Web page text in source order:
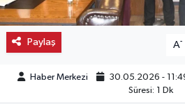
Paylaş A-
Haber Merkezi 30.05.2026 -
Süresi: 1 Dk
Kargı